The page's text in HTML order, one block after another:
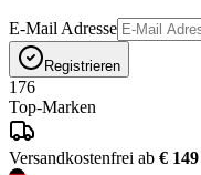
E-Mail Adresse
Registrieren
176
Top-Marken
Versandkostenfrei ab € 149